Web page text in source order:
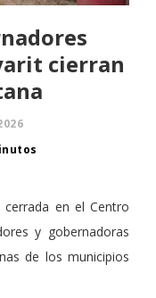
cierran
en el Centro
y gobernadoras
de los municipios